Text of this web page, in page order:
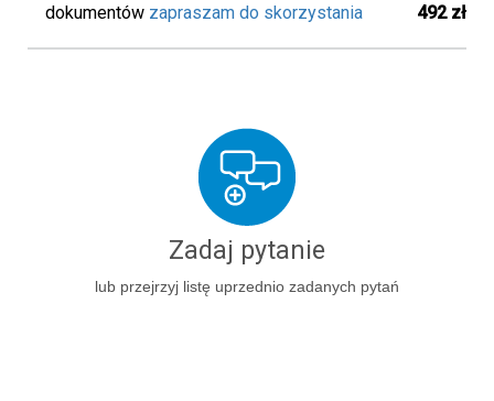
dokumentów
492 zł
zapraszam do skorzystania
Zadaj pytanie
lub przejrzyj listę uprzednio zadanych pytań